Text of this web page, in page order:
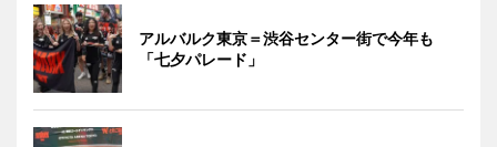
アルバルク東京＝渋谷センター街で今年も
「七夕パレード」